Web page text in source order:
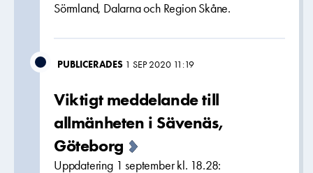
Sörmland, Dalarna och Region Skåne.
PUBLICERADES 1 SEP 2020 11:19
Viktigt meddelande till
allmänheten i Sävenäs,
Göteborg
Uppdatering 1 september kl. 18.28: